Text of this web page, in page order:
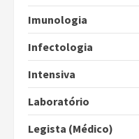
Imunologia
Infectologia
Intensiva
Laboratório
Legista (Médico)